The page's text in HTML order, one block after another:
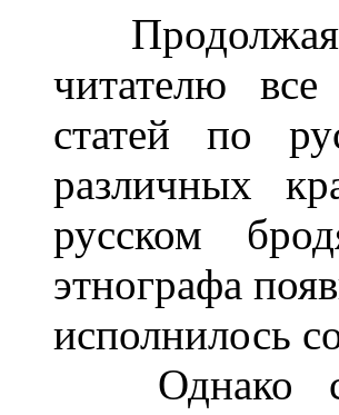
Продолжая
читателю
статей по
различных
русском
этнографа
исполнилось
Однако с